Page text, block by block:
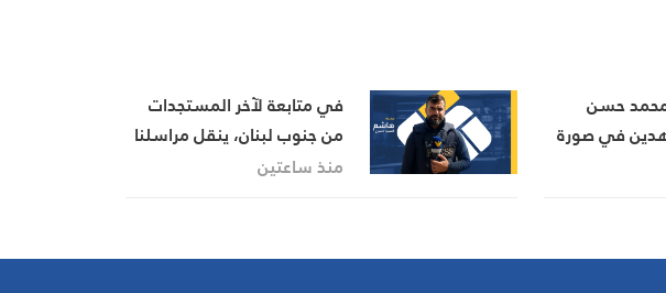
محمد حسن
في صورة
إيران،
جانب المواقف
في متابعة لآخر المستجدات
من جنوب لبنان، ينقل مراسلنا
هاشم السيد حسن تطورات
منذ ساعتين